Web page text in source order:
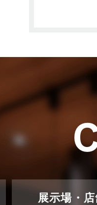
展示場・